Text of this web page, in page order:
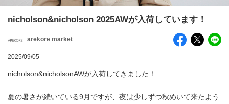
nicholson&nicholson 2025AWが入荷しています！
arekore market
2025/09/05
nicholson&nicholsonAWが入荷してきました！
夏の暑さが続いている9月ですが、夜は少しずつ秋めいて来たよう